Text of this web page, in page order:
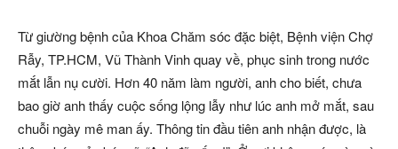
Từ giường bệnh của Khoa Chăm sóc đặc biệt, Bệnh viện Chợ
Rẫy, TP.HCM, Vũ Thành Vinh quay về, phục sinh trong nước
mắt lẫn nụ cười. Hơn 40 năm làm người, anh cho biết, chưa
bao giờ anh thấy cuộc sống lộng lẫy như lúc anh mở mắt, sau
chuỗi ngày mê man ấy. Thông tin đầu tiên anh nhận được, là